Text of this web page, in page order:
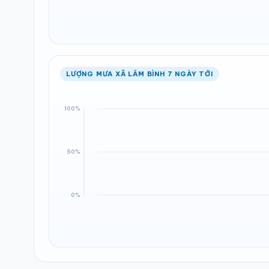
LƯỢNG MƯA XÃ LÂM BÌNH 7 NGÀY TỚI